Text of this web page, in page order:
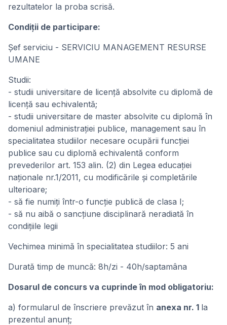
rezultatelor la proba scrisă.
Condiţii de participare:
Şef serviciu - SERVICIU MANAGEMENT RESURSE
UMANE
Studii:
- studii universitare de licență absolvite cu diplomă de
licență sau echivalentă;
- studii universitare de master absolvite cu diplomă în
domeniul administrației publice, management sau în
specialitatea studiilor necesare ocupării funcției
publice sau cu diplomă echivalentă conform
prevederilor art. 153 alin. (2) din Legea educației
naționale nr.1/2011, cu modificările și completările
ulterioare;
- să fie numiți într-o funcție publică de clasa I;
- să nu aibă o sancțiune disciplinară neradiată în
condițiile legii
Vechimea minimă în specialitatea studiilor: 5 ani
Durată timp de muncă: 8h/zi - 40h/saptamâna
Dosarul de concurs va cuprinde în mod obligatoriu:
a) formularul de înscriere prevăzut în anexa nr. 1 la
prezentul anunţ;